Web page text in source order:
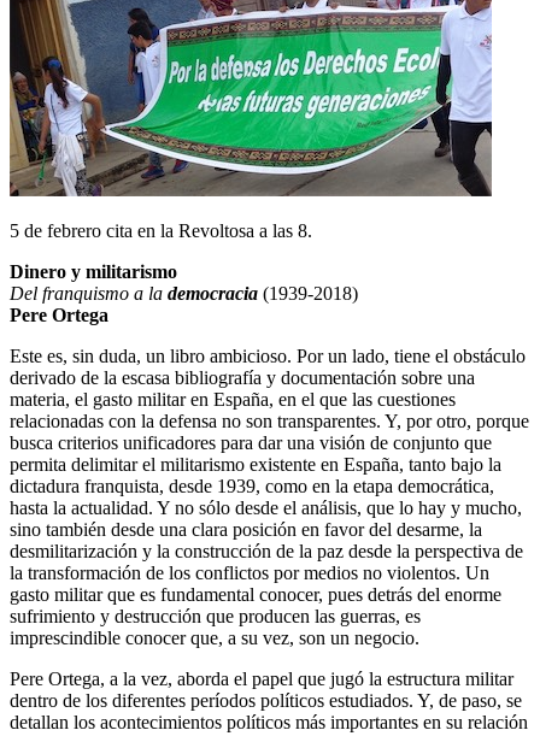
5 de febrero cita en la Revoltosa a las 8.
Dinero y militarismo
Del franquismo a la democracia (1939-2018)
Pere Ortega
Este es, sin duda, un libro ambicioso. Por un lado, tiene el obstáculo
derivado de la escasa bibliografía y documentación sobre una
materia, el gasto militar en España, en el que las cuestiones
relacionadas con la defensa no son transparentes. Y, por otro, porque
busca criterios unificadores para dar una visión de conjunto que
permita delimitar el militarismo existente en España, tanto bajo la
dictadura franquista, desde 1939, como en la etapa democrática,
hasta la actualidad. Y no sólo desde el análisis, que lo hay y mucho,
sino también desde una clara posición en favor del desarme, la
desmilitarización y la construcción de la paz desde la perspectiva de
la transformación de los conflictos por medios no violentos. Un
gasto militar que es fundamental conocer, pues detrás del enorme
sufrimiento y destrucción que producen las guerras, es
imprescindible conocer que, a su vez, son un negocio.
Pere Ortega, a la vez, aborda el papel que jugó la estructura militar
dentro de los diferentes períodos políticos estudiados. Y, de paso, se
detallan los acontecimientos políticos más importantes en su relación